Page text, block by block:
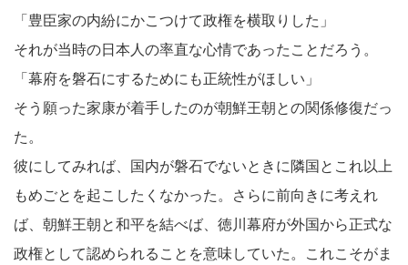
「豊臣家の内紛にかこつけて政権を横取りした」
それが当時の日本人の率直な心情であったことだろう。
「幕府を磐石にするためにも正統性がほしい」
そう願った家康が着手したのが朝鮮王朝との関係修復だっ
た。
彼にしてみれば、国内が磐石でないときに隣国とこれ以上
もめごとを起こしたくなかった。さらに前向きに考えれ
ば、朝鮮王朝と和平を結べば、徳川幕府が外国から正式な
政権として認められることを意味していた。これこそがま